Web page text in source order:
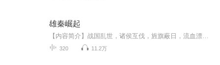
雄秦崛起
320 11.2万